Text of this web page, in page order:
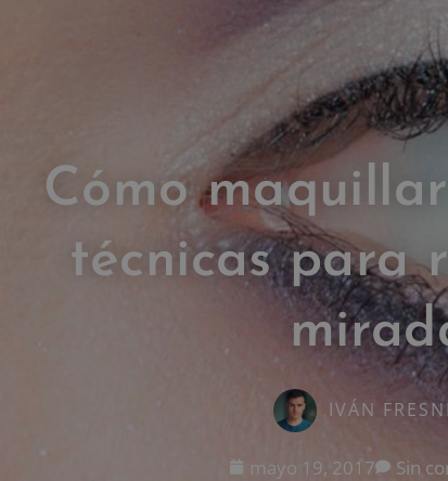
Cómo
técnicas para
IVÁN
mayo 19, 2017 Sin